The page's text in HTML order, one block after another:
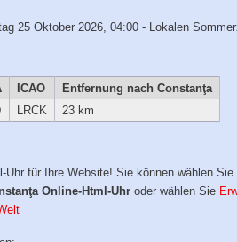
25 Oktober 2026, 04:00 - Lokalen
ICAO
Entfernung nach Constanţa
LRCK 23 km
Uhr für Ihre Website! Sie können wählen Sie
Online-Html-Uhr oder wählen Sie